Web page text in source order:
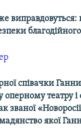
виправдовуться:
співачки
театру і
званої
якої